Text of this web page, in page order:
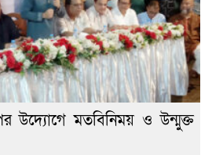
উদ্যোগে মতবিনিময় ও উন্মুক্ত